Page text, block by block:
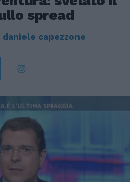
spread
daniele capezzone